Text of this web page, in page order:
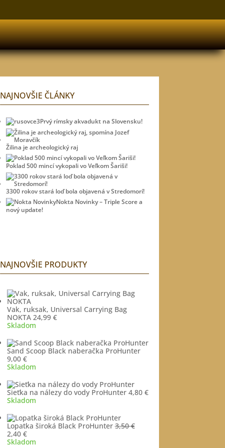
NAJNOVŠIE ČLÁNKY
Prvý rímsky akvadukt na Slovensku!
Žilina je archeologický raj
Poklad 500 mincí vykopali vo Veľkom Šariši!
3300 rokov stará loď bola objavená v Stredomorí!
Nokta Novinky – Triple Score a
nový update!
NAJNOVŠIE PRODUKTY
Vak, ruksak, Universal Carrying Bag
NOKTA 24,99 €
Skladom
Sand Scoop Black naberačka ProHunter
9,00 €
Skladom
Sieťka na nálezy do vody ProHunter 4,80 €
Skladom
Lopatka široká Black ProHunter 3,50€
Pôvodná
cena
2,40 €Aktuálna
cena
Skladom